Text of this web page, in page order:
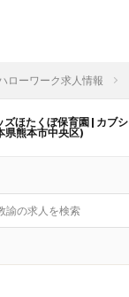
ローワーク求人情報
ほたくぼ保育園 | カブ
県熊本市中央区)